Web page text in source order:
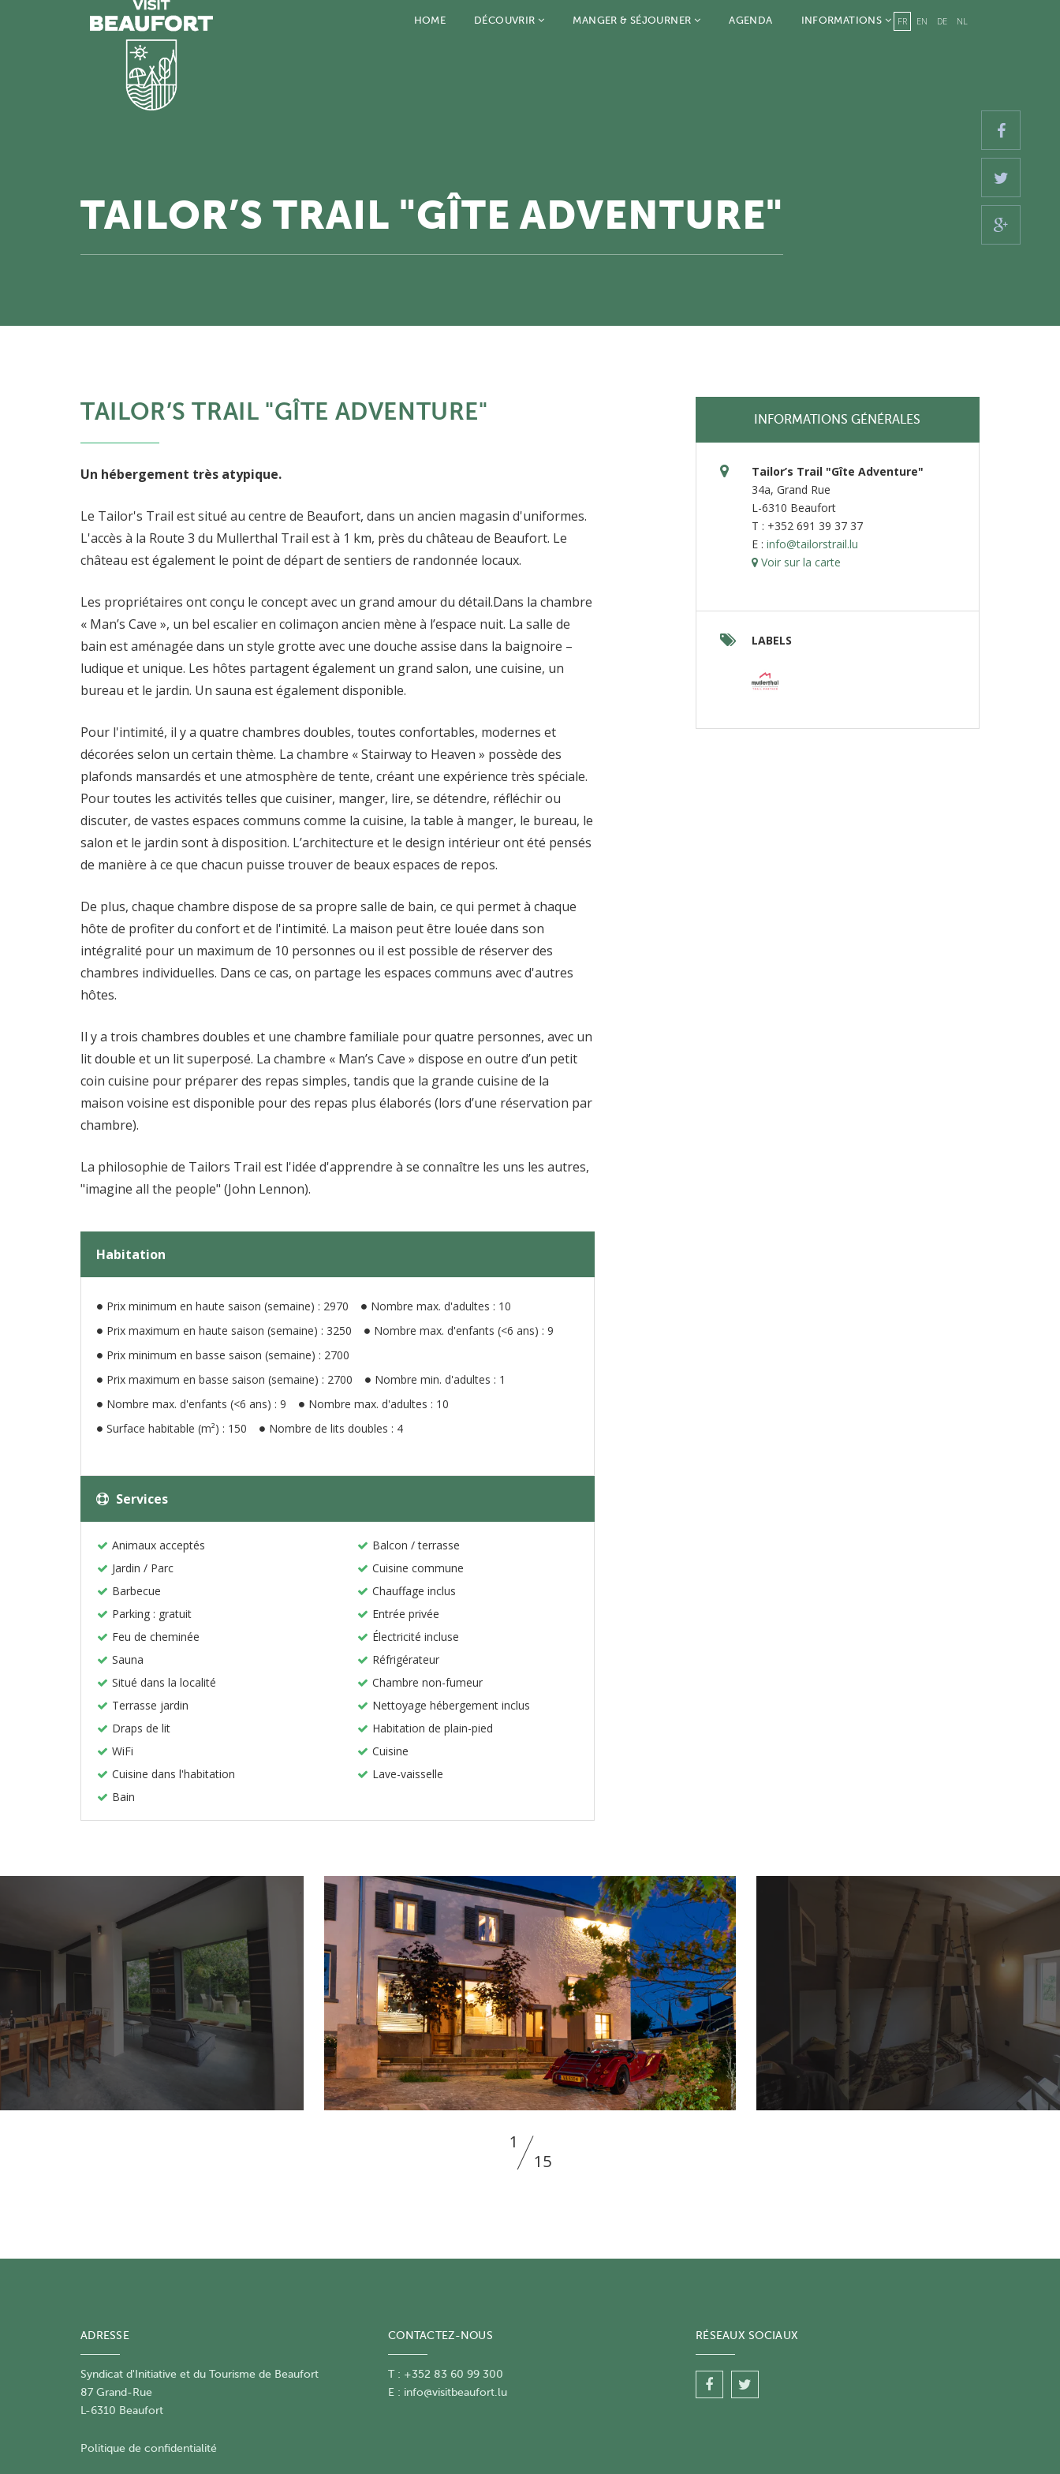
FR EN DE NL
HOME DÉCOUVRIR MANGER & SÉJOURNER AGENDA INFORMATIONS
TAILOR’S TRAIL "GÎTE ADVENTURE"
TAILOR’S TRAIL "GÎTE ADVENTURE"
Un hébergement très atypique.
Le Tailor's Trail est situé au centre de Beaufort, dans un ancien magasin d'uniformes.
L'accès à la Route 3 du Mullerthal Trail est à 1 km, près du château de Beaufort. Le
château est également le point de départ de sentiers de randonnée locaux.
Les propriétaires ont conçu le concept avec un grand amour du détail.Dans la chambre
« Man’s Cave », un bel escalier en colimaçon ancien mène à l’espace nuit. La salle de
bain est aménagée dans un style grotte avec une douche assise dans la baignoire –
ludique et unique. Les hôtes partagent également un grand salon, une cuisine, un
bureau et le jardin. Un sauna est également disponible.
Pour l'intimité, il y a quatre chambres doubles, toutes confortables, modernes et
décorées selon un certain thème. La chambre « Stairway to Heaven » possède des
plafonds mansardés et une atmosphère de tente, créant une expérience très spéciale.
Pour toutes les activités telles que cuisiner, manger, lire, se détendre, réfléchir ou
discuter, de vastes espaces communs comme la cuisine, la table à manger, le bureau, le
salon et le jardin sont à disposition. L’architecture et le design intérieur ont été pensés
de manière à ce que chacun puisse trouver de beaux espaces de repos.
De plus, chaque chambre dispose de sa propre salle de bain, ce qui permet à chaque
hôte de profiter du confort et de l'intimité. La maison peut être louée dans son
intégralité pour un maximum de 10 personnes ou il est possible de réserver des
chambres individuelles. Dans ce cas, on partage les espaces communs avec d'autres
hôtes.
Il y a trois chambres doubles et une chambre familiale pour quatre personnes, avec un
lit double et un lit superposé. La chambre « Man’s Cave » dispose en outre d’un petit
coin cuisine pour préparer des repas simples, tandis que la grande cuisine de la
maison voisine est disponible pour des repas plus élaborés (lors d’une réservation par
chambre).
La philosophie de Tailors Trail est l'idée d'apprendre à se connaître les uns les autres,
"imagine all the people" (John Lennon).
Habitation
Prix ​​minimum en haute saison (semaine) : 2970
Nombre max. d'adultes : 10
Prix ​​maximum en haute saison (semaine) : 3250
Nombre max. d'enfants (<6 ans) : 9
Prix ​​minimum en basse saison (semaine) : 2700
Prix ​​maximum en basse saison (semaine) : 2700
Nombre min. d'adultes : 1
Nombre max. d'enfants (<6 ans) : 9
Nombre max. d'adultes : 10
Surface habitable (m²) : 150
Nombre de lits doubles : 4
Services
Animaux acceptés
Jardin / Parc
Barbecue
Parking : gratuit
Feu de cheminée
Sauna
Situé dans la localité
Terrasse jardin
Draps de lit
WiFi
Cuisine dans l'habitation
Bain
Balcon / terrasse
Cuisine commune
Chauffage inclus
Entrée privée
Électricité incluse
Réfrigérateur
Chambre non-fumeur
Nettoyage hébergement inclus
Habitation de plain-pied
Cuisine
Lave-vaisselle
INFORMATIONS GÉNÉRALES
Tailor’s Trail "Gîte Adventure"
34a, Grand Rue
L-6310 Beaufort
T : +352 691 39 37 37
E : info@tailorstrail.lu
Voir sur la carte
LABELS
2
15
ADRESSE
Syndicat d'Initiative et du Tourisme de Beaufort
87 Grand-Rue
L-6310 Beaufort
Politique de confidentialité
CONTACTEZ-NOUS
T : +352 83 60 99 300
E : info@visitbeaufort.lu
RÉSEAUX SOCIAUX